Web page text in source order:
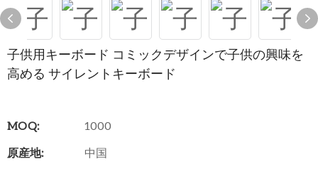
子供用キーボード コミックデザインで子供の興味を
高める サイレントキーボード
MOQ:
1000
原産地:
中国